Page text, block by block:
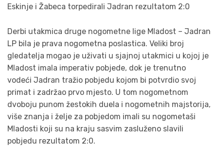
Eskinje i Žabeca torpedirali Jadran rezultatom 2:0
Derbi utakmica druge nogometne lige Mladost – Jadran
LP bila je prava nogometna poslastica. Veliki broj
gledatelja mogao je uživati u sjajnoj utakmici u kojoj je
Mladost imala imperativ pobjede, dok je trenutno
vodeći Jadran tražio pobjedu kojom bi potvrdio svoj
primat i zadržao prvo mjesto. U tom nogometnom
dvoboju punom žestokih duela i nogometnih majstorija,
više znanja i želje za pobjedom imali su nogometaši
Mladosti koji su na kraju sasvim zasluženo slavili
pobjedu rezultatom 2:0.